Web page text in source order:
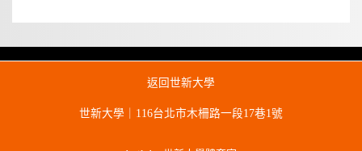
返回世新大學
世新大學｜116台北市木柵路一段17巷1號